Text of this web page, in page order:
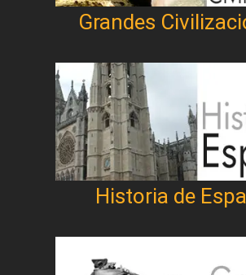
Grandes
Historia de